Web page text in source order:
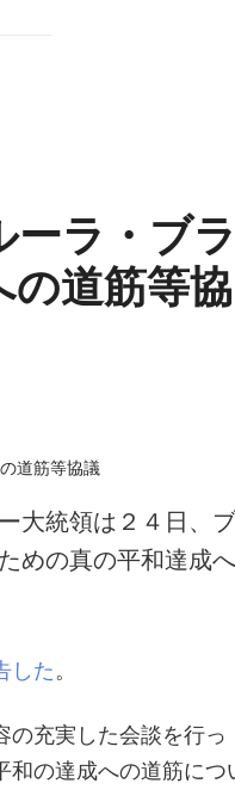
ラ・ブラ
道筋等協
大統領は２４日、ブ
めの真の平和達成へ
した 。
の充実した会談を行っ
和の達成への道筋につ